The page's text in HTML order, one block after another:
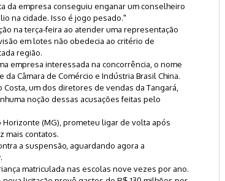
da empresa conseguiu enganar um conselheiro
na cidade. Isso é jogo pesado."
na terça-feira ao atender uma representação
em lotes não obedecia ao critério de
região.
empresa interessada na concorrência, o nome
Câmara de Comércio e Indústria Brasil China.
um dos diretores de vendas da Tangará,
noção dessas acusações feitas pelo
(MG), prometeu ligar de volta após
mais contatos.
a suspensão, aguardando agora a
matriculada nas escolas nove vezes por ano.